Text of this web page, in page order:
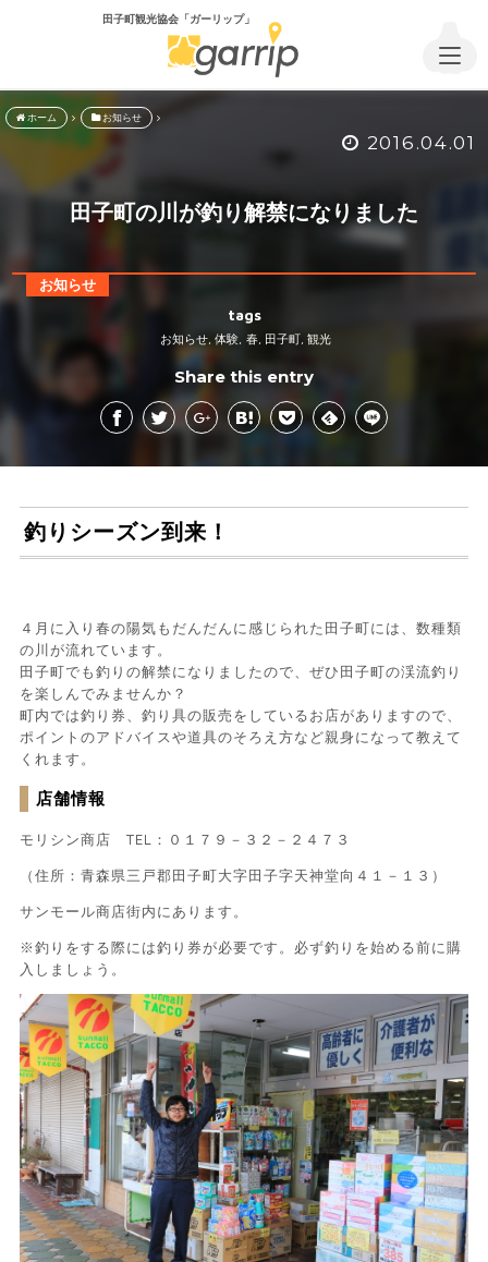
田子町観光協会「ガーリップ」
ホーム お知らせ
2016.04.01
田子町の川が釣り解禁になりました
お知らせ
tags
お知らせ 体験 春, 田子町 観光
Share this entry
釣りシーズン到来！
４月に入り春の陽気もだんだんに感じられた田子町には、数種類
の川が流れています。
田子町でも釣りの解禁になりましたので、ぜひ田子町の渓流釣り
を楽しんでみませんか？
町内では釣り券、釣り具の販売をしているお店がありますので、
ポイントのアドバイスや道具のそろえ方など親身になって教えて
くれます。
店舗情報
モリシン商店 TEL：０１７９－３２－２４７３
（住所：青森県三戸郡田子町大字田子字天神堂向４１－１３）
サンモール商店街内にあります。
※釣りをする際には釣り券が必要です。必ず釣りを始める前に購
入しましょう。